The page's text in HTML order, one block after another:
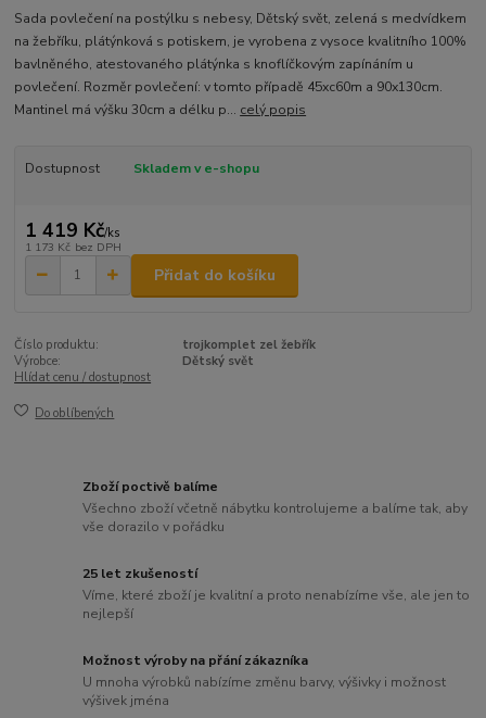
Sada povlečení na postýlku s nebesy, Dětský svět, zelená s medvídkem
na žebříku, plátýnková s potiskem, je vyrobena z vysoce kvalitního 100%
bavlněného, atestovaného plátýnka s knoflíčkovým zapínáním u
povlečení. Rozměr povlečení: v tomto případě 45xc60m a 90x130cm.
Mantinel má výšku 30cm a délku p... celý popis
Dostupnost Skladem v e-shopu
1 419 Kč/ks
1 173 Kč bez DPH
Přidat do košíku
Číslo produktu:
trojkomplet zel žebřík
Výrobce:
Dětský svět
Hlídat cenu / dostupnost
Do oblíbených
Zboží poctivě balíme
Všechno zboží včetně nábytku kontrolujeme a balíme tak, aby
vše dorazilo v pořádku
25 let zkušeností
Víme, které zboží je kvalitní a proto nenabízíme vše, ale jen to
nejlepší
Možnost výroby na přání zákazníka
U mnoha výrobků nabízíme změnu barvy, výšivky i možnost
výšivek jména